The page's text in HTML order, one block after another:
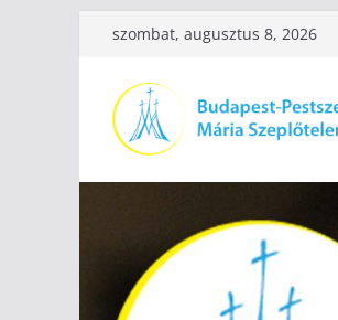
content
szombat, augusztus 8, 2026